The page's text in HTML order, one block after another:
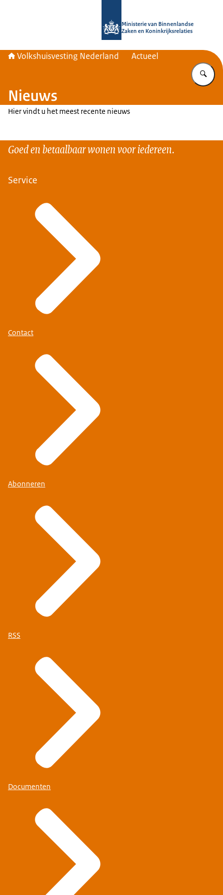
Ministerie van Binnenlandse
Zaken en Koninkrijksrelaties
Volkshuisvesting Nederland Actueel
Nieuws
Hier vindt u het meest recente nieuws
Goed en betaalbaar wonen voor iedereen.
Service
Contact
Abonneren
RSS
Documenten